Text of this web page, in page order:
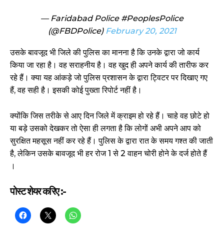
— Faridabad Police #PeoplesPolice
(@FBDPolice) February 20, 2021
उसके बावजूद भी जिले की पुलिस का मानना है कि उनके द्वारा जो कार्य
किया जा रहा है। वह सराहनीय है। वह खुद ही अपने कार्य की तारीफ कर
रहे हैं। क्या यह आंकड़े जो पुलिस प्रशासन के द्वारा ट्विटर पर दिखाए गए
हैं, वह सही है। इसकी कोई पुख्ता रिपोर्ट नहीं है।
क्योंकि जिस तरीके से आए दिन जिले में क्राइम हो रहे हैं। चाहे वह छोटे हो
या बड़े उसको देखकर तो ऐसा ही लगता है कि लोगों अभी अपने आप को
सुरक्षित महसूस नहीं कर रहे हैं। पुलिस के द्वारा रात के समय गश्त की जाती
है, लेकिन उसके बावजूद भी हर रोज 1 से 2 वाहन चोरी होने के दर्ज होते हैं
।
पोस्ट शेयर करिए :-